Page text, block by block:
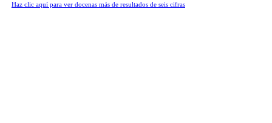
Haz clic aquí para ver docenas más de resultados de seis cifras